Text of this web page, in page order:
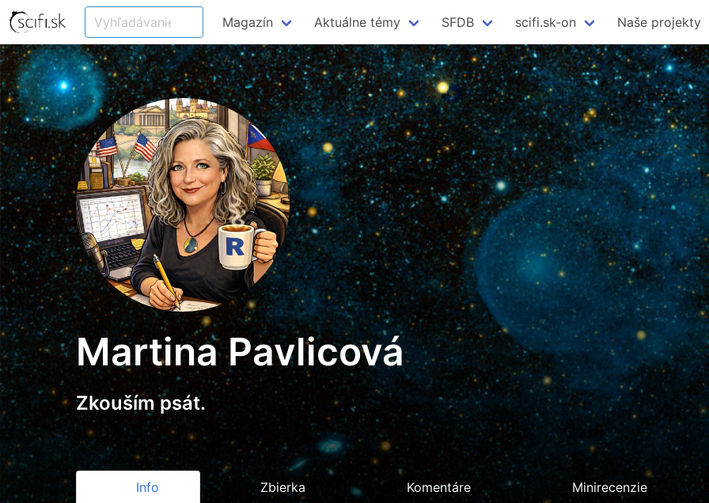
Magazín Aktuálne témy SFDB scifi.sk-on Naše projekty
Martina Pavlicová
Zkouším psát.
Info Zbierka Komentáre Minirecenzie